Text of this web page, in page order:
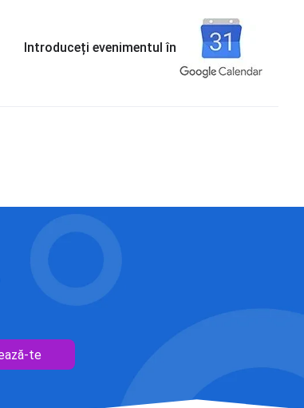
Introduceți evenimentul în
te